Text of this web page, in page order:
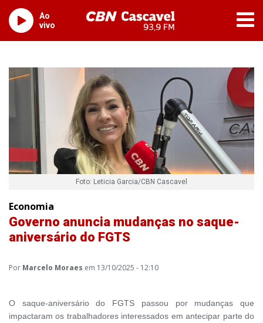
Ao
vivo
Foto: Leticia Garcia/CBN Cascavel
Economia
Governo anuncia mudanças no saque-
aniversário do FGTS
Por Marcelo Moraes em 13/10/2025 - 12:10
O saque-aniversário do FGTS passou por mudanças que
impactaram os trabalhadores interessados em antecipar parte do